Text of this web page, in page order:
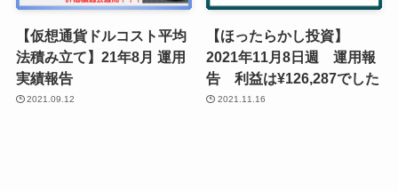
【仮想通貨ドルコスト平均
法積み立て】21年8月 運用
実績報告
2021.09.12
【ほったらかし投資】
2021年11月8日週 運用報
告 利益は¥126,287でした
2021.11.16